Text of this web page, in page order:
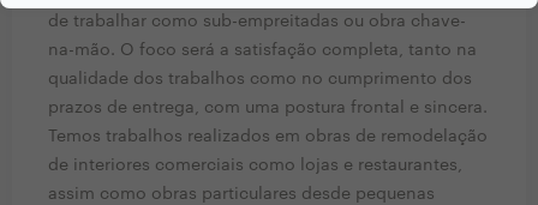
de trabalhar como sub-empreitadas ou obra chave-
na-mão. O foco será a satisfação completa, tanto na
qualidade dos trabalhos como no cumprimento dos
prazos de entrega, com uma postura frontal e sincera.
Temos trabalhos realizados em obras de remodelação
de interiores comerciais como lojas e restaurantes,
assim como obras particulares desde pequenas